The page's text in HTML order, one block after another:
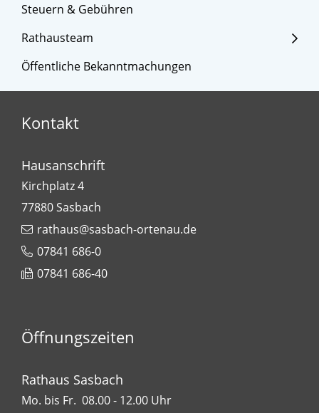
Steuern & Gebühren
Rathausteam
Öffentliche Bekanntmachungen
Kontakt
Hausanschrift
Kirchplatz 4
77880Sasbach
rathaus@sasbach-ortenau.de
07841 686-0
07841 686-40
Öffnungszeiten
Rathaus Sasbach
Mo. bis Fr. 08.00 - 12.00 Uhr